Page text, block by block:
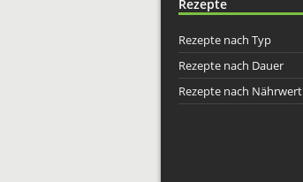
Rezepte
Rezepte nach Typ
Rezepte nach Dauer
Rezepte nach Nährwert